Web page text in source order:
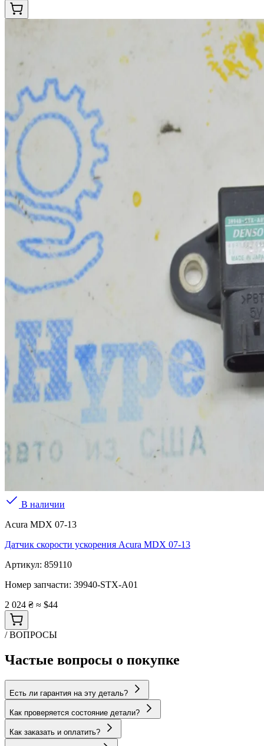
В наличии
Acura MDX 07-13
Датчик скорости ускорения Acura MDX 07-13
Артикул: 859110
Номер запчасти: 39940-STX-A01
2 024 ₴ ≈ $44
/ ВОПРОСЫ
Частые вопросы о покупке
Есть ли гарантия на эту деталь?
Как проверяется состояние детали?
Как заказать и оплатить?